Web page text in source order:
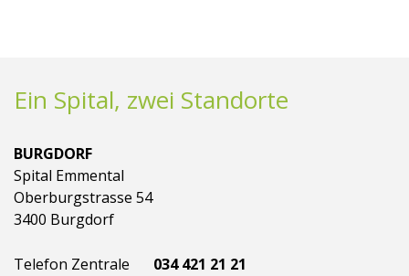
Ein Spital, zwei Standorte
BURGDORF
Spital Emmental
Oberburgstrasse 54
3400 Burgdorf
Telefon Zentrale
034 421 21 21